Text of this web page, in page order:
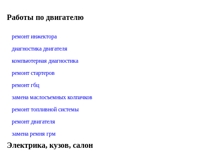
Работы по двигателю
ремонт инжектора
диагностика двигателя
компьютерная диагностика
ремонт стартеров
ремонт гбц
замена маслосъемных колпачков
ремонт топливной системы
ремонт двигателя
замена ремня грм
Электрика, кузов, салон